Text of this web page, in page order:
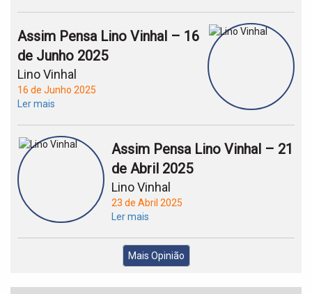
Assim Pensa Lino Vinhal – 16
de Junho 2025
Lino Vinhal
16 de Junho 2025
Ler mais
Assim Pensa Lino Vinhal – 21
de Abril 2025
Lino Vinhal
23 de Abril 2025
Ler mais
Mais Opinião